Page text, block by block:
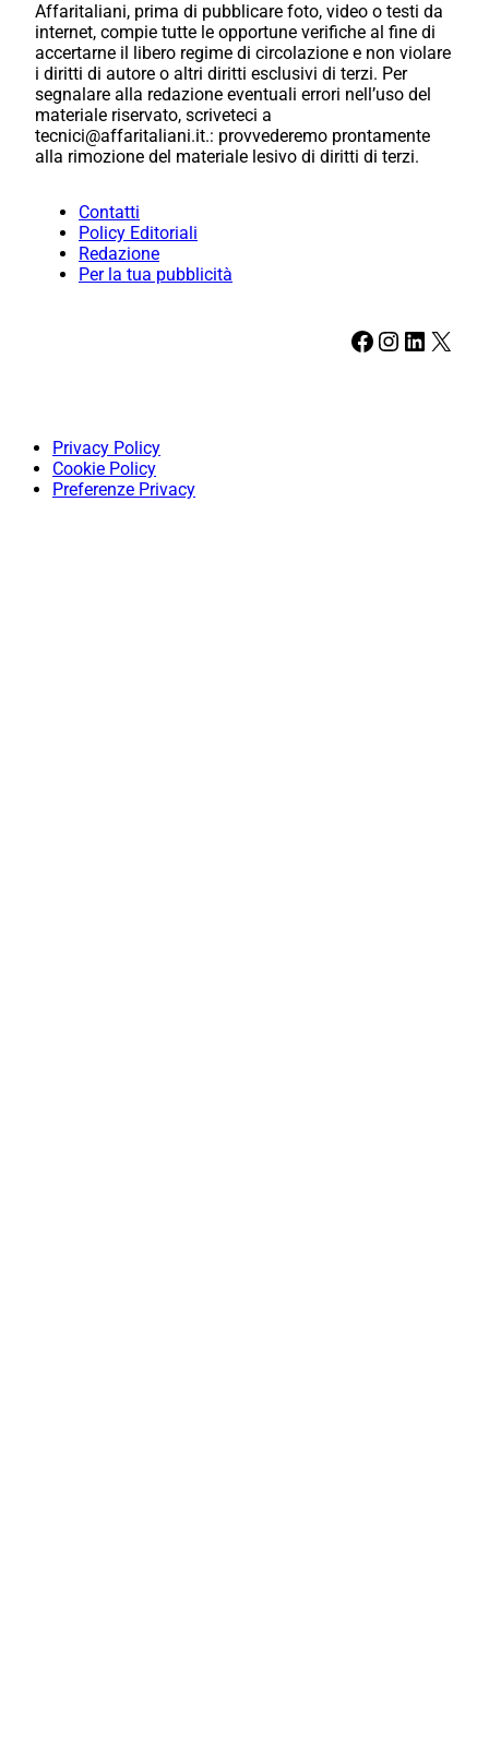
Affaritaliani, prima di pubblicare foto, video o testi da
internet, compie tutte le opportune verifiche al fine di
accertarne il libero regime di circolazione e non violare
i diritti di autore o altri diritti esclusivi di terzi. Per
segnalare alla redazione eventuali errori nell’uso del
materiale riservato, scriveteci a
tecnici@affaritaliani.it.: provvederemo prontamente
alla rimozione del materiale lesivo di diritti di terzi.
Contatti
Policy Editoriali
Redazione
Per la tua pubblicità
Facebook Instagram LinkedIn X
Privacy Policy
Cookie Policy
Preferenze Privacy